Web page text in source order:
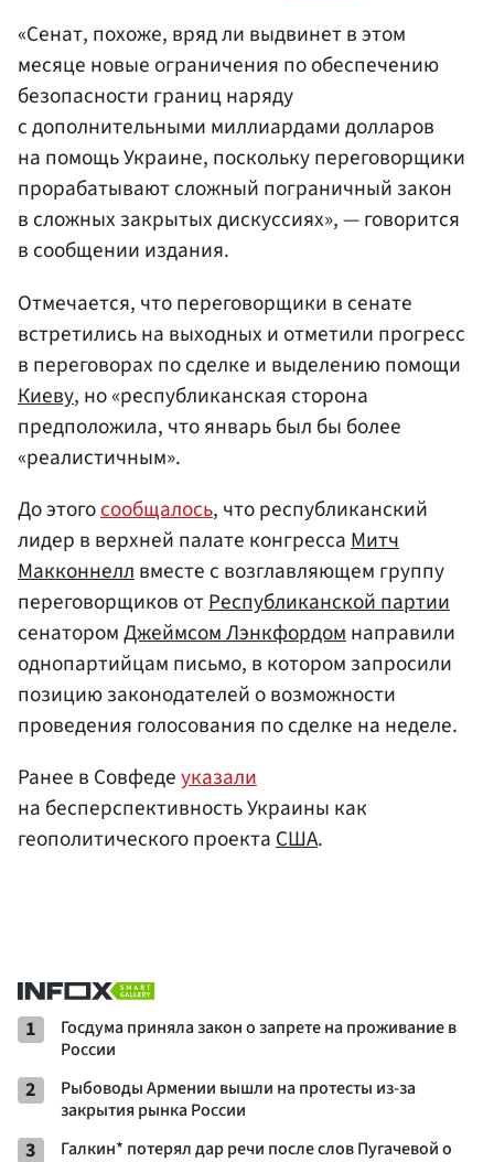
«Сенат, похоже, вряд ли выдвинет в этом
месяце новые ограничения по обеспечению
безопасности границ наряду
с дополнительными миллиардами долларов
на помощь Украине, поскольку переговорщики
прорабатывают сложный пограничный закон
в сложных закрытых дискуссиях», — говорится
в сообщении издания.
Отмечается, что переговорщики в сенате
встретились на выходных и отметили прогресс
в переговорах по сделке и выделению помощи
Киеву, но «республиканская сторона
предположила, что январь был бы более
«реалистичным».
До этогосообщалось, что республиканский
лидер в верхней палате конгрессаМитч
Макконнеллвместе с возглавляющем группу
переговорщиков отРеспубликанской партии
сенаторомДжеймсом Лэнкфордомнаправили
однопартийцам письмо, в котором запросили
позицию законодателей о возможности
проведения голосования по сделке на неделе.
Ранее в Совфедеуказали
на бесперспективность Украины как
геополитического проектаСША.
1
Госдума приняла закон о запрете на проживание в
России
2
Рыбоводы Армении вышли на протесты из-за
закрытия рынка России
3
Галкин* потерял дар речи после слов Пугачевой о